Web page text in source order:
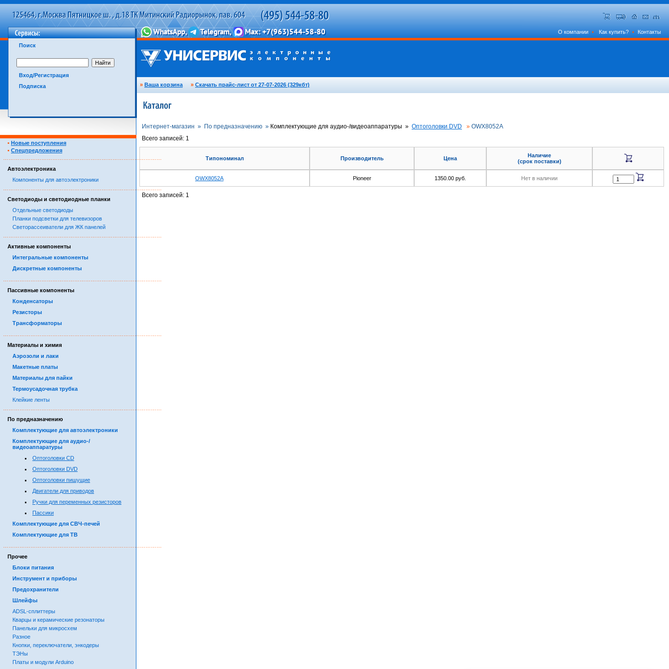
Поиск
Вход/Регистрация
Подписка
О компании • Как купить? • Контакты
» Ваша корзина » Скачать прайс-лист от 27-07-2026 (329кбт)
• Новые поступления
• Спецпредложения
Автоэлектроника
Компоненты для автоэлектроники
……………………………………………………………………………
Светодиоды и светодиодные планки
Отдельные светодиоды
Планки подсветки для телевизоров
Светорассеиватели для ЖК панелей
Активные компоненты
Интегральные компоненты
Дискретные компоненты
Пассивные компоненты
Конденсаторы
Резисторы
Трансформаторы
Материалы и химия
Аэрозоли и лаки
Макетные платы
Материалы для пайки
Термоусадочная трубка
Клейкие ленты
По предназначению
Комплектующие для автоэлектроники
Комплектующие для аудио-/
видеоаппаратуры
Оптоголовки CD
Оптоголовки DVD
Оптоголовки пишущие
Двигатели для приводов
Ручки для переменных резисторов
Пассики
Комплектующие для СВЧ-печей
Комплектующие для ТВ
Прочее
Блоки питания
Инструмент и приборы
Предохранители
Шлейфы
ADSL-сплиттеры
Кварцы и керамические резонаторы
Панельки для микросхем
Разное
Кнопки, переключатели, энкодеры
ТЭНы
Платы и модули Arduino
Интернет-магазин » По предназначению » Комплектующие для аудио-/видеоаппаратуры » Оптоголовки DVD » OWX8052A
Всего записей: 1
Типономинал Производитель Цена
Наличие
(срок поставки)
OWX8052A Pioneer 1350.00 руб. Нет в наличии
Всего записей: 1